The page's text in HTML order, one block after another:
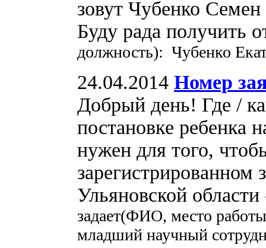
зовут Чубенко
Буду рада получить
должность): Чубенко
24.04.2014 Номер
Добрый день! Где /
постановке ребенка
нужен для того,
зарегистрированном
Ульяновской
задает(ФИО, место
младший научный